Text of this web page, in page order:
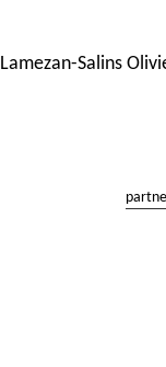
Lamezan-Salins